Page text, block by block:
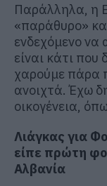
Παράλληλα, η
«παράθυρο»
ενδεχόμενο να
είναι κάτι που
χαρούμε πάρα
ανοιχτά. Έχω
οικογένεια,
Λιάγκας για
είπε πρώτη
Αλβανία